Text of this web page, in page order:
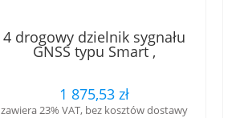
4 drogowy dzielnik sygnału
GNSS typu Smart ,
wbudowany wzmacniacz 10
Tallysman®
1 875,53 zł
zawiera 23% VAT, bez kosztów dostawy